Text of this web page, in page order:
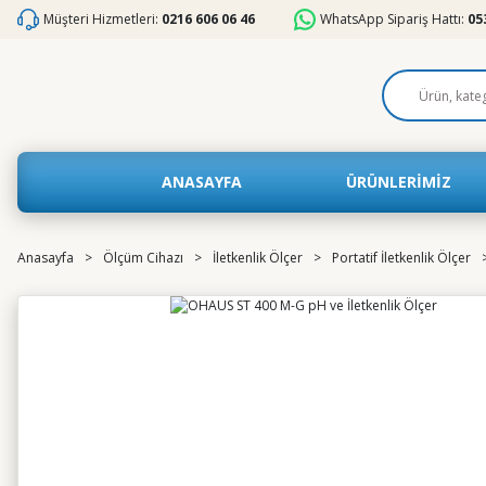
Müşteri Hizmetleri: 0216 606 06 46 WhatsApp Sipariş Hattı:
ANASAYFA ÜRÜNLERİMİZ
Anasayfa Ölçüm Cihazı İletkenlik Ölçer Portatif İletkenlik Ölçer